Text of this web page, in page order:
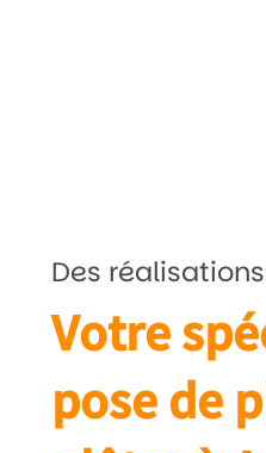
Des
Votre
pose de